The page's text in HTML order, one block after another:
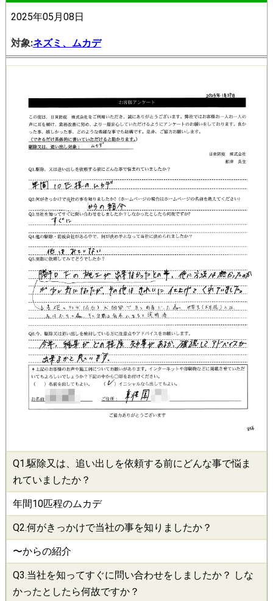
2025年05月08日
対象:ネズミ、ムカデ
Q1.駆除又は、追い出しを依頼する前にどんな事で悩ま
れていましたか？
年間10匹程のムカデ
Q2.何がきっかけで当社の事を知りましたか？
〜からの紹介
Q3.当社を知ってすぐに問い合わせをしましたか？ しな
かったとしたら何故ですか？